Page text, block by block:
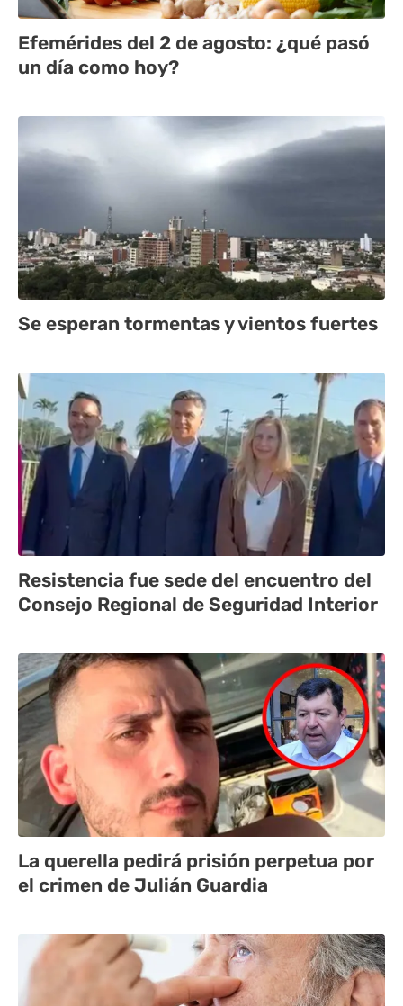
Efemérides del 2 de agosto: ¿qué pasó
un día como hoy?
Se esperan tormentas y vientos fuertes
Resistencia fue sede del encuentro del
Consejo Regional de Seguridad Interior
La querella pedirá prisión perpetua por
el crimen de Julián Guardia